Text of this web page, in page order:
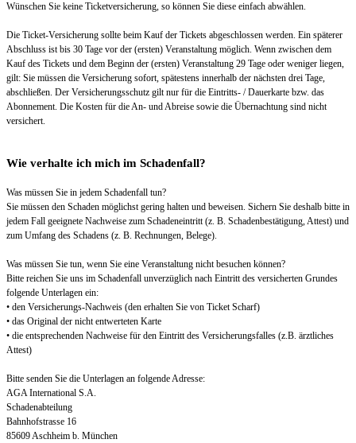
Wünschen Sie keine Ticketversicherung, so können Sie diese einfach abwählen.
Die Ticket-Versicherung sollte beim Kauf der Tickets abgeschlossen werden. Ein späterer
Abschluss ist bis 30 Tage vor der (ersten) Veranstaltung möglich. Wenn zwischen dem
Kauf des Tickets und dem Beginn der (ersten) Veranstaltung 29 Tage oder weniger liegen,
gilt: Sie müssen die Versicherung sofort, spätestens innerhalb der nächsten drei Tage,
abschließen. Der Versicherungsschutz gilt nur für die Eintritts- / Dauerkarte bzw. das
Abonnement. Die Kosten für die An- und Abreise sowie die Übernachtung sind nicht
versichert.
Wie verhalte ich mich im Schadenfall?
Was müssen Sie in jedem Schadenfall tun?
Sie müssen den Schaden möglichst gering halten und beweisen. Sichern Sie deshalb bitte in
jedem Fall geeignete Nachweise zum Schadeneintritt (z. B. Schadenbestätigung, Attest) und
zum Umfang des Schadens (z. B. Rechnungen, Belege).
Was müssen Sie tun, wenn Sie eine Veranstaltung nicht besuchen können?
Bitte reichen Sie uns im Schadenfall unverzüglich nach Eintritt des versicherten Grundes
folgende Unterlagen ein:
• den Versicherungs-Nachweis (den erhalten Sie von Ticket Scharf)
• das Original der nicht entwerteten Karte
• die entsprechenden Nachweise für den Eintritt des Versicherungsfalles (z.B. ärztliches
Attest)
Bitte senden Sie die Unterlagen an folgende Adresse:
AGA International S.A.
Schadenabteilung
Bahnhofstrasse 16
85609 Aschheim b. München